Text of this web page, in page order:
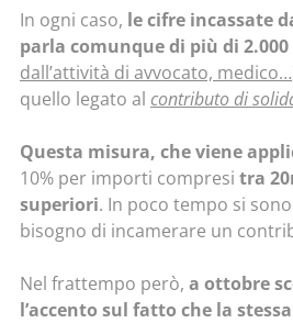
In ogni caso, le cifre incassate
parla comunque di più di
dall’attività di avvocato, medico…
quello legato al contributo di
Questa misura, che viene
10% per importi compresi tra
superiori. In poco tempo si
bisogno di incamerare un
Nel frattempo però, a ottobre
l’accento sul fatto che la